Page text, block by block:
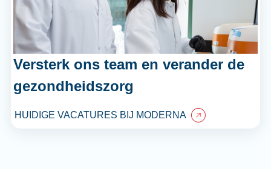
Versterk ons team en verander de
gezondheidszorg
HUIDIGE VACATURES BIJ MODERNA